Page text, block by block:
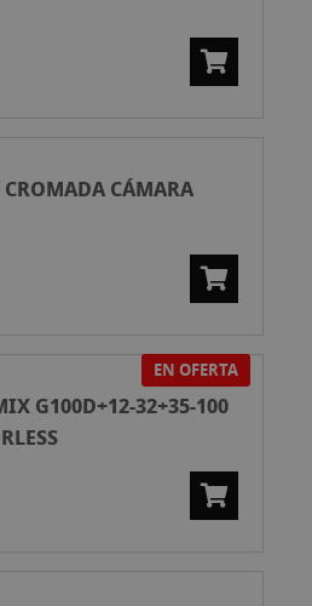
CÁMARA
EN OFERTA
G100D+12-32+35-100